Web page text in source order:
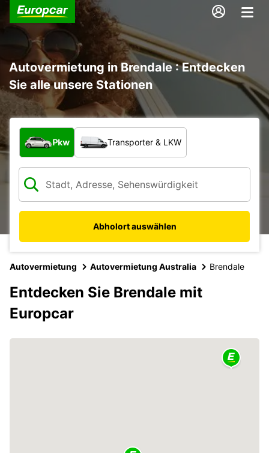
Autovermietung in Brendale : Entdecken
Sie alle unsere Stationen
Welche Art von Fahrzeug?
Pkw Transporter & LKW
Abholort auswählen
Autovermietung Autovermietung Australia Brendale
Entdecken Sie Brendale mit
Europcar